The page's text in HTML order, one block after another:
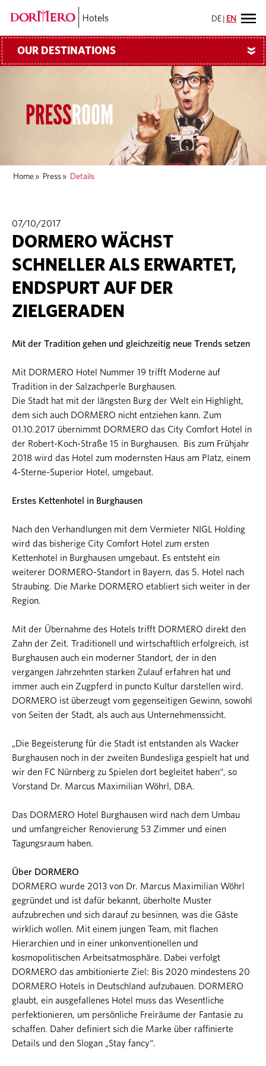
DE EN
OUR DESTINATIONS »
Home » Press » Details
07/10/2017
DORMERO WÄCHST
SCHNELLER ALS ERWARTET,
ENDSPURT AUF DER
ZIELGERADEN
Mit der Tradition gehen und gleichzeitig neue Trends setzen
Mit DORMERO Hotel Nummer 19 trifft Moderne auf
Tradition in der Salzachperle Burghausen.
Die Stadt hat mit der längsten Burg der Welt ein Highlight,
dem sich auch DORMERO nicht entziehen kann. Zum
01.10.2017 übernimmt DORMERO das City Comfort Hotel in
der Robert-Koch-Straße 15 in Burghausen. Bis zum Frühjahr
2018 wird das Hotel zum modernsten Haus am Platz, einem
4-Sterne-Superior Hotel, umgebaut.
Erstes Kettenhotel in Burghausen
Nach den Verhandlungen mit dem Vermieter NIGL Holding
wird das bisherige City Comfort Hotel zum ersten
Kettenhotel in Burghausen umgebaut. Es entsteht ein
weiterer DORMERO-Standort in Bayern, das 5. Hotel nach
Straubing. Die Marke DORMERO etabliert sich weiter in der
Region.
Mit der Übernahme des Hotels trifft DORMERO direkt den
Zahn der Zeit. Traditionell und wirtschaftlich erfolgreich, ist
Burghausen auch ein moderner Standort, der in den
vergangen Jahrzehnten starken Zulauf erfahren hat und
immer auch ein Zugpferd in puncto Kultur darstellen wird.
DORMERO ist überzeugt vom gegenseitigen Gewinn, sowohl
von Seiten der Stadt, als auch aus Unternehmenssicht.
„Die Begeisterung für die Stadt ist entstanden als Wacker
Burghausen noch in der zweiten Bundesliga gespielt hat und
wir den FC Nürnberg zu Spielen dort begleitet haben“, so
Vorstand Dr. Marcus Maximilian Wöhrl, DBA.
Das DORMERO Hotel Burghausen wird nach dem Umbau
und umfangreicher Renovierung 53 Zimmer und einen
Tagungsraum haben.
Über DORMERO
DORMERO wurde 2013 von Dr. Marcus Maximilian Wöhrl
gegründet und ist dafür bekannt, überholte Muster
aufzubrechen und sich darauf zu besinnen, was die Gäste
wirklich wollen. Mit einem jungen Team, mit flachen
Hierarchien und in einer unkonventionellen und
kosmopolitischen Arbeitsatmosphäre. Dabei verfolgt
DORMERO das ambitionierte Ziel: Bis 2020 mindestens 20
DORMERO Hotels in Deutschland aufzubauen. DORMERO
glaubt, ein ausgefallenes Hotel muss das Wesentliche
perfektionieren, um persönliche Freiräume der Fantasie zu
schaffen. Daher definiert sich die Marke über raffinierte
Details und den Slogan „Stay fancy“.